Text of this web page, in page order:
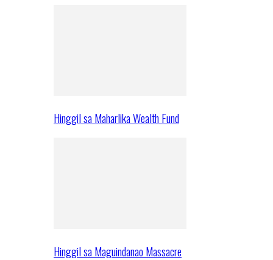
Hinggil sa Maharlika Wealth Fund
Hinggil sa Maguindanao Massacre